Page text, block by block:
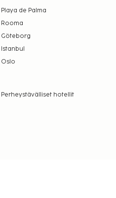
Playa de Palma
Rooma
Göteborg
Istanbul
Oslo
Perheystävälliset hotellit